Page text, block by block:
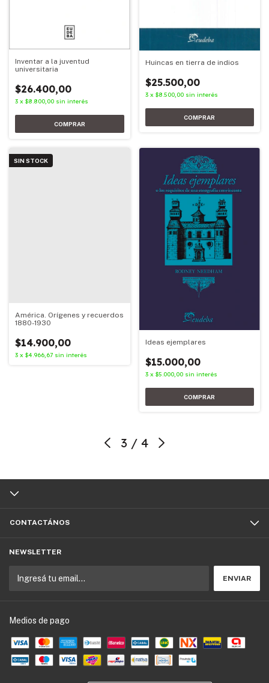
Inventar a la juventud
universitaria
$26.400,00
3 x $8.800,00 sin interés
Huincas en tierra de indios
$25.500,00
3 x $8.500,00 sin interés
SIN STOCK
América. Orígenes y recuerdos
1880-1930
$14.900,00
3 x $4.966,67 sin interés
Ideas ejemplares
$15.000,00
3 x $5.000,00 sin interés
3 / 4
CONTACTÁNOS
NEWSLETTER
Medios de pago